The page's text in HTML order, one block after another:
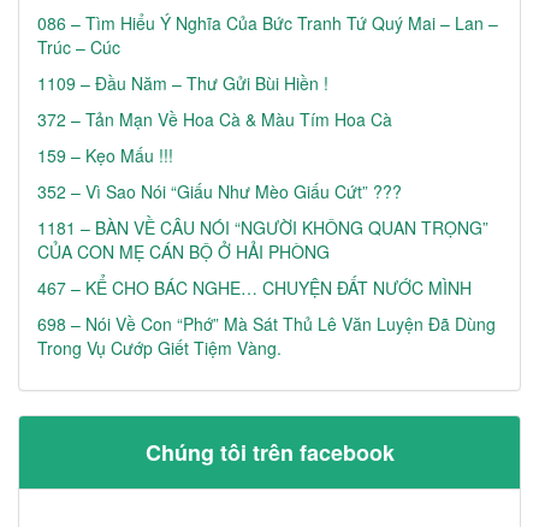
086 – Tìm Hiểu Ý Nghĩa Của Bức Tranh Tứ Quý Mai – Lan –
Trúc – Cúc
1109 – Đầu Năm – Thư Gửi Bùi Hiền !
372 – Tản Mạn Về Hoa Cà & Màu Tím Hoa Cà
159 – Kẹo Mấu !!!
352 – Vì Sao Nói “Giấu Như Mèo Giấu Cứt” ???
1181 – BÀN VỀ CÂU NÓI “NGƯỜI KHÔNG QUAN TRỌNG”
CỦA CON MẸ CÁN BỘ Ở HẢI PHÒNG
467 – KỂ CHO BÁC NGHE… CHUYỆN ĐẤT NƯỚC MÌNH
698 – Nói Về Con “phớ” Mà Sát Thủ Lê Văn Luyện Đã Dùng
Trong Vụ Cướp Giết Tiệm Vàng.
Chúng tôi trên facebook